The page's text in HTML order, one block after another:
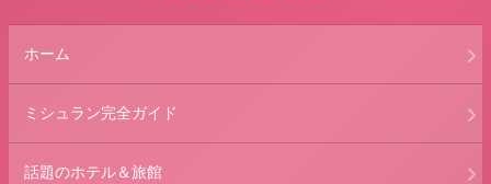
ホーム
ミシュラン完全ガイド
話題のホテル＆旅館